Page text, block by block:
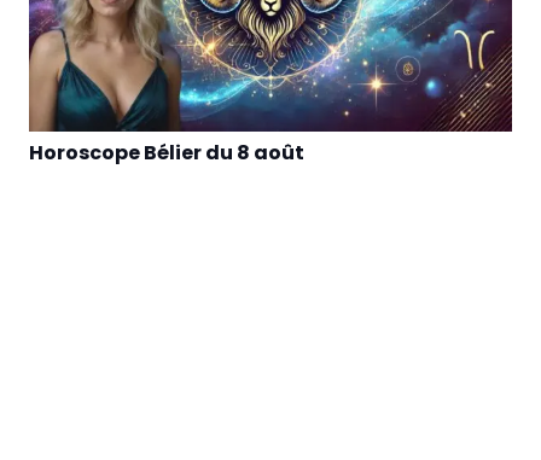
Horoscope Bélier du 8 août